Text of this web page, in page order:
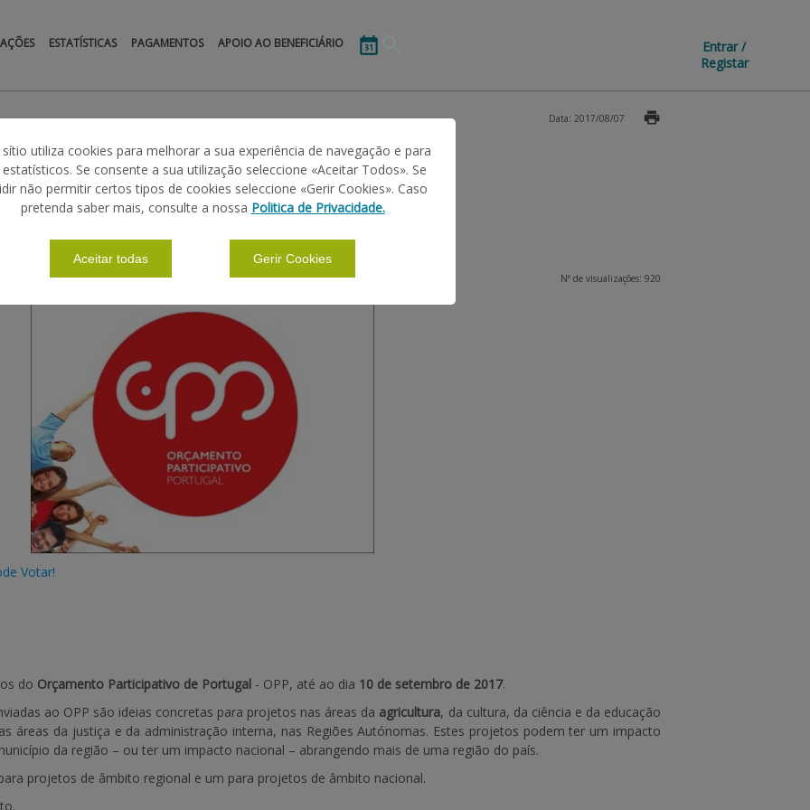
ESTATÍSTICAS PAGAMENTOS APOIO AO BENEFICIÁRIO
Entrar /
Registar
DE PORTUGAL - VOTAÇÃO DE PROJETOS
Data: 2017/08/07
Nº de visualizações: 920
Votar!
do Orçamento Participativo de Portugal - OPP, até ao dia 10 de setembro de 2017.
ao OPP são ideias concretas para projetos nas áreas da agricultura, da cultura, da ciência e da educação
áreas da justiça e da administração interna, nas Regiões Autónomas. Estes projetos podem ter um impacto
da região – ou ter um impacto nacional – abrangendo mais de uma região do país.
projetos de âmbito regional e um para projetos de âmbito nacional.
sítio utiliza cookies para melhorar a sua experiência de navegação e para
Se consente a sua utilização seleccione «Aceitar Todos». Se
não permitir certos tipos de cookies seleccione «Gerir Cookies». Caso
pretenda saber mais, consulte a nossa Politica de Privacidade.
Aceitar todas Gerir Cookies